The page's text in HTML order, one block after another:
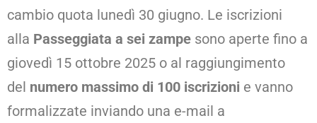
cambio quota lunedì 30 giugno. Le iscrizioni
alla Passeggiata a sei zampe sono aperte fino a
giovedì 15 ottobre 2025 o al raggiungimento
del numero massimo di 100 iscrizioni e vanno
formalizzate inviando una e-mail a